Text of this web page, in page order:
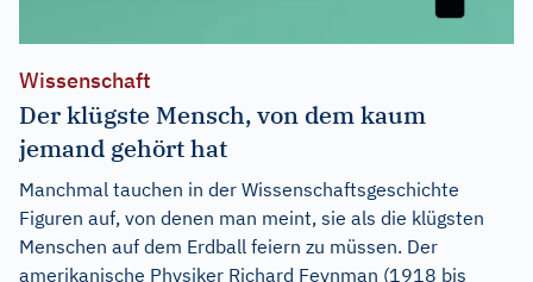
Wissenschaft
Der klügste Mensch, von dem kaum
jemand gehört hat
Manchmal tauchen in der Wissenschaftsgeschichte
Figuren auf, von denen man meint, sie als die klügsten
Menschen auf dem Erdball feiern zu müssen. Der
amerikanische Physiker Richard Feynman (1918 bis